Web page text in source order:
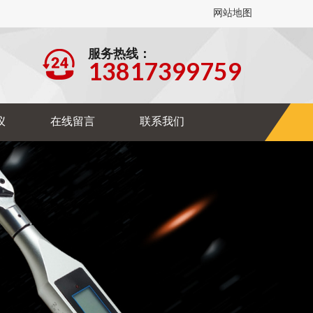
网站地图
服务热线：
13817399759
在线留言 联系我们